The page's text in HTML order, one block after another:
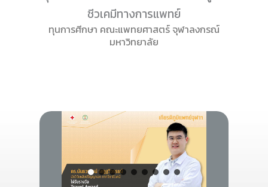
ชีวเคมีทางการแพทย์
ทุนการศีกษา คณะแพทยศาสตร์ จุฬาลงกรณ์
มหาวิทยาลัย